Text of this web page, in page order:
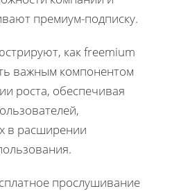
премиум-подписку.
как freemium
важным компонентом
роста, обеспечивая
в расширении
прослушивание